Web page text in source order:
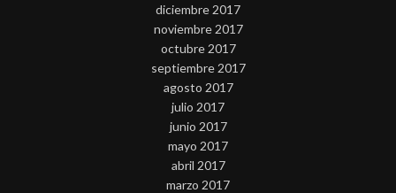
diciembre 2017
noviembre 2017
octubre 2017
septiembre 2017
agosto 2017
julio 2017
junio 2017
mayo 2017
abril 2017
marzo 2017